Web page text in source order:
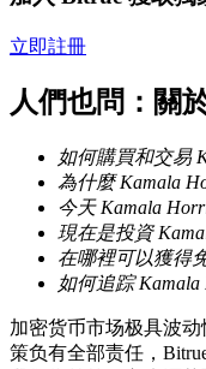
合約資訊
包含交易情況等
立即註冊
人們也問：關
如何購買和交易
為什麼 Kamala
今天 Kamala
現在是投資
在哪裡可以獲得
如何追踪
加密货币市场极具波
策负有全部责任，